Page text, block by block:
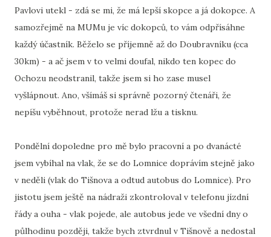
Pavlovi utekl - zdá se mi, že má lepší skopce a já dokopce. A
samozřejmě na MUMu je víc dokopců, to vám odpřísáhne
každý účastník. Běželo se příjemně až do Doubravníku (cca
30km) - a ač jsem v to velmi doufal, nikdo ten kopec do
Ochozu neodstranil, takže jsem si ho zase musel
vyšlápnout. Ano, všímáš si správně pozorný čtenáři, že
nepíšu vyběhnout, protože nerad lžu a tisknu.
Pondělní dopoledne pro mě bylo pracovní a po dvanácté
jsem vybíhal na vlak, že se do Lomnice doprávím stejně jako
v neděli (vlak do Tišnova a odtud autobus do Lomnice). Pro
jistotu jsem ještě na nádraži zkontroloval v telefonu jízdní
řády a ouha - vlak pojede, ale autobus jede ve všední dny o
půlhodinu později, takže bych ztvrdnul v Tišnově a nedostal